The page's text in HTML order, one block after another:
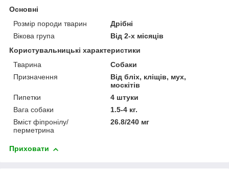
Основні
Розмір породи тварин
Дрібні
Вікова група
Від 2-х місяців
Користувальницькі характеристики
Тварина
Собаки
Призначення
Від бліх, кліщів, мух,
москітів
Пипетки
4 штуки
Вага собаки
1.5-4 кг.
Вміст фіпронілу/
перметрина
26.8/240 мг
Приховати